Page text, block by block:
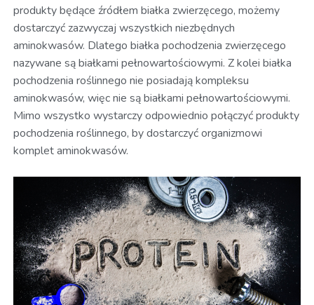
produkty będące źródłem białka zwierzęcego, możemy
dostarczyć zazwyczaj wszystkich niezbędnych
aminokwasów. Dlatego białka pochodzenia zwierzęcego
nazywane są białkami pełnowartościowymi. Z kolei białka
pochodzenia roślinnego nie posiadają kompleksu
aminokwasów, więc nie są białkami pełnowartościowymi.
Mimo wszystko wystarczy odpowiednio połączyć produkty
pochodzenia roślinnego, by dostarczyć organizmowi
komplet aminokwasów.